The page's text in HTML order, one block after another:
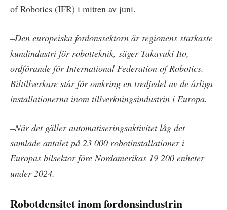
of Robotics (IFR) i mitten av juni.
–Den europeiska fordonssektorn är regionens starkaste
kundindustri för robotteknik, säger Takayuki Ito,
ordförande för International Federation of Robotics.
Biltillverkare står för omkring en tredjedel av de årliga
installationerna inom tillverkningsindustrin i Europa.
–När det gäller automatiseringsaktivitet låg det
samlade antalet på 23 000 robotinstallationer i
Europas bilsektor före Nordamerikas 19 200 enheter
under 2024.
Robotdensitet inom fordonsindustrin